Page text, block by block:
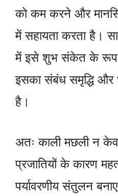
को कम करने और
में सहायता करता है।
में इसे शुभ संकेत के रूप
इसका संबंध समृद्धि और
है।
अतः काली मछली न
प्रजातियों के कारण
पर्यावरणीय संतुलन